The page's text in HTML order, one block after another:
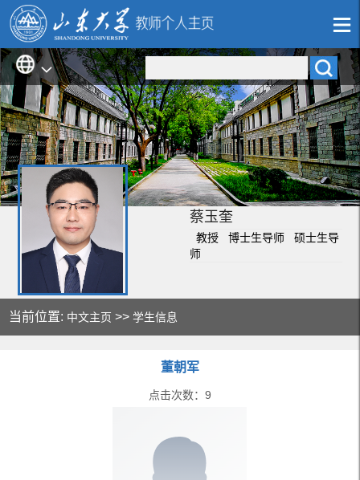
蔡玉奎
教授 博士生导师 硕士生导
师
当前位置: 中文主页 >>学生信息
董朝军
点击次数： 9